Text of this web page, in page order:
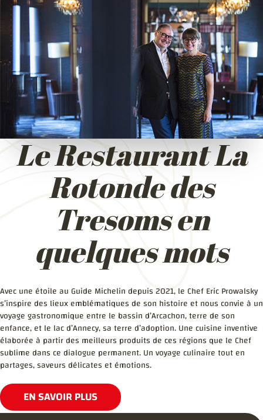
Le Restaurant La
Rotonde des
Tresoms en
quelques mots
Avec une étoile au Guide Michelin depuis 2021, le Chef Eric Prowalsky
s’inspire des lieux emblématiques de son histoire et nous convie à un
voyage gastronomique entre le bassin d’Arcachon, terre de son
enfance, et le lac d’Annecy, sa terre d’adoption. Une cuisine inventive
élaborée à partir des meilleurs produits de ces régions que le Chef
sublime dans ce dialogue permanent. Un voyage culinaire tout en
partages, saveurs délicates et émotions.
EN SAVOIR PLUS